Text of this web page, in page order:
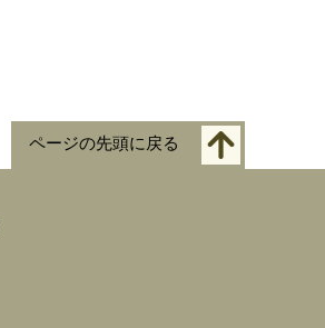
ページの先頭に戻る